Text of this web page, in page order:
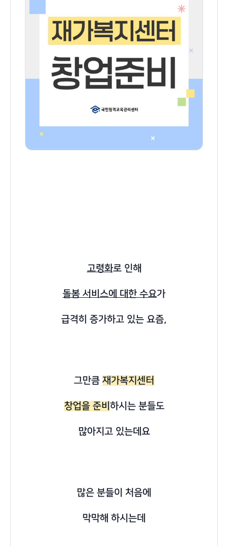
고령화로 인해
돌봄 서비스에 대한 수요가
급격히 증가하고 있는 요즘,
그만큼 재가복지센터
창업을 준비 하시는 분들도
많아지고 있는데요
많은 분들이 처음에
막막해 하시는데